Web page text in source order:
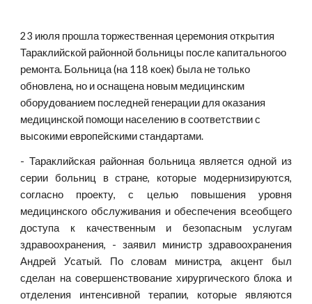
23 июля прошла торжественная церемония открытия
Тараклийской районной больницы после капитальногоо
ремонта. Больница (на 118 коек) была не только
обновлена, но и оснащена новым медицинским
оборудованием последней генерации для оказания
медицинской помощи населению в соответствии с
высокими европейскими стандартами.
- Тараклийская районная больница является одной из
серии больниц в стране, которые модернизируются,
согласно проекту, с целью повышения уровня
медицинского обслуживания и обеспечения всеобщего
доступа к качественным и безопасным услугам
здравоохранения, - заявил министр здравоохранения
Андрей Усатый. По словам министра, акцент был
сделан на совершенствование хирургического блока и
отделения интенсивной терапии, которые являются